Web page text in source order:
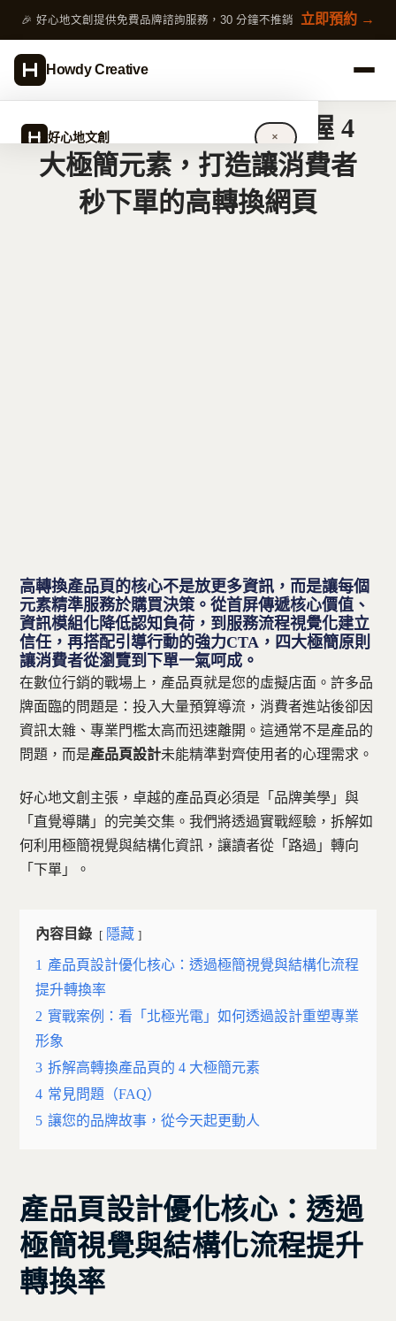
🎉 好心地文創提供免費品牌諮詢服務，30 分鐘不推銷 立即預約 →
Howdy Creative
好心地文創 ✕
關於好心地文創
產品頁設計怎麼做？掌握 4
大極簡元素，打造讓消費者
秒下單的高轉換網頁
高轉換產品頁的核心不是放更多資訊，而是讓每個
元素精準服務於購買決策。從首屏傳遞核心價值、
資訊模組化降低認知負荷，到服務流程視覺化建立
信任，再搭配引導行動的強力CTA，四大極簡原則
讓消費者從瀏覽到下單一氣呵成。
在數位行銷的戰場上，產品頁就是您的虛擬店面。許多品
牌面臨的問題是：投入大量預算導流，消費者進站後卻因
資訊太雜、專業門檻太高而迅速離開。這通常不是產品的
問題，而是產品頁設計未能精準對齊使用者的心理需求。
好心地文創主張，卓越的產品頁必須是「品牌美學」與
「直覺導購」的完美交集。我們將透過實戰經驗，拆解如
何利用極簡視覺與結構化資訊，讓讀者從「路過」轉向
「下單」。
內容目錄 隱藏
1 產品頁設計優化核心：透過極簡視覺與結構化流程
提升轉換率
2 實戰案例：看「北極光電」如何透過設計重塑專業
形象
3 拆解高轉換產品頁的 4 大極簡元素
4 常見問題（FAQ）
5 讓您的品牌故事，從今天起更動人
產品頁設計優化核心：透過
極簡視覺與結構化流程提升
轉換率